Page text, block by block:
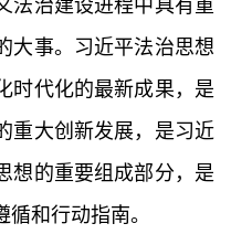
法治建设进程中具有重
大事。习近平法治思想
时代化的最新成果，是
重大创新发展，是习近
想的重要组成部分，是
和行动指南。